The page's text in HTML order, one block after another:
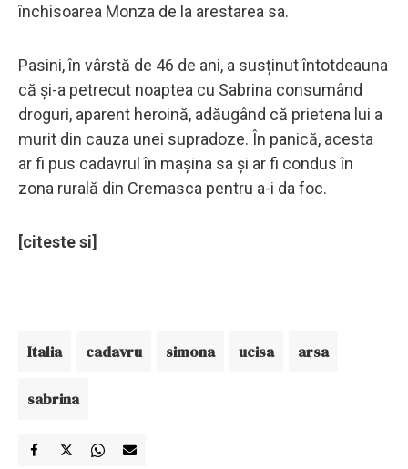
închisoarea Monza de la arestarea sa.
Pasini, în vârstă de 46 de ani, a susținut întotdeauna
că și-a petrecut noaptea cu Sabrina consumând
droguri, aparent heroină, adăugând că prietena lui a
murit din cauza unei supradoze. În panică, acesta
ar fi pus cadavrul în mașina sa și ar fi condus în
zona rurală din Cremasca pentru a-i da foc.
[citeste si]
Italia cadavru simona ucisa arsa
sabrina